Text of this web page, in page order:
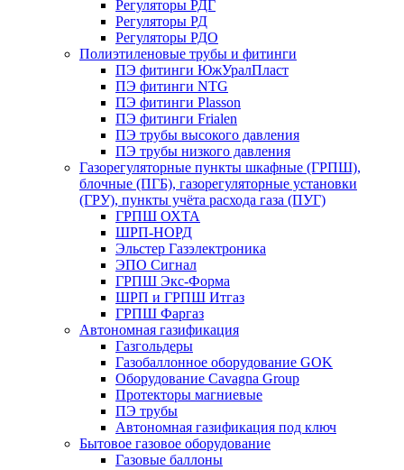
Регуляторы РДГ
Регуляторы РД
Регуляторы РДО
Полиэтиленовые трубы и фитинги
ПЭ фитинги ЮжУралПласт
ПЭ фитинги NTG
ПЭ фитинги Plasson
ПЭ фитинги Frialen
ПЭ трубы высокого давления
ПЭ трубы низкого давления
Газорегуляторные пункты шкафные (ГРПШ),
блочные (ПГБ), газорегуляторные установки
(ГРУ), пункты учёта расхода газа (ПУГ)
ГРПШ ОХТА
ШРП-НОРД
Эльстер Газэлектроника
ЭПО Сигнал
ГРПШ Экс-Форма
ШРП и ГРПШ Итгаз
ГРПШ Фаргаз
Автономная газификация
Газгольдеры
Газобаллонное оборудование GOK
Оборудование Cavagna Group
Протекторы магниевые
ПЭ трубы
Автономная газификация под ключ
Бытовое газовое оборудование
Газовые баллоны